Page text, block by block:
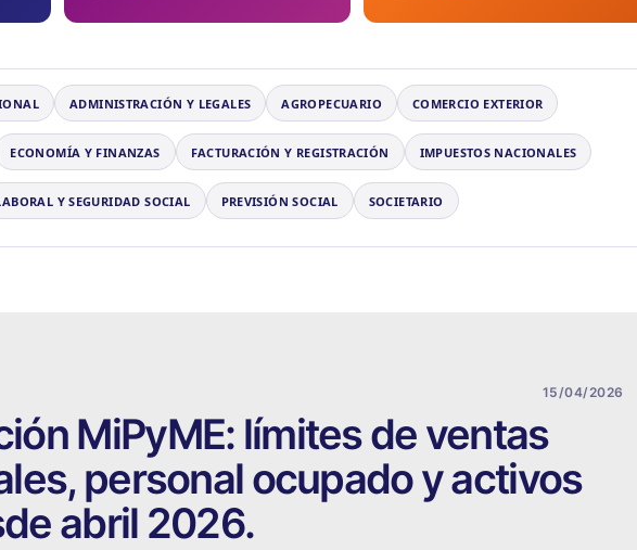
ADMINISTRACIÓN Y LEGALES AGROPECUARIO COMERCIO EXTERIOR
ECONOMÍA Y FINANZAS FACTURACIÓN Y REGISTRACIÓN IMPUESTOS NACIONALES
Y SEGURIDAD SOCIAL PREVISIÓN SOCIAL SOCIETARIO
15/04/2026
MiPyME: límites de ventas
personal ocupado y activos
abril 2026.